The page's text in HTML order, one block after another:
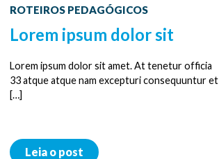
ROTEIROS PEDAGÓGICOS
Lorem ipsum dolor sit
Lorem ipsum dolor sit amet. At tenetur officia
33 atque atque nam excepturi consequuntur et
[…]
Leia o post